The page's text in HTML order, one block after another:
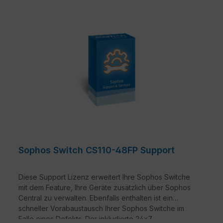
Sophos Switch CS110-48FP Support
Diese Support Lizenz erweitert Ihre Sophos Switche
mit dem Feature, Ihre Geräte zusätzlich über Sophos
Central zu verwalten. Ebenfalls enthalten ist ein
schneller Vorabaustausch Ihrer Sophos Switche im
Falle eines Defekts. Der inkludierte 24x7